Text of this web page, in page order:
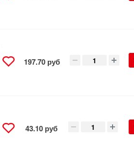
197.70 руб
43.10 руб